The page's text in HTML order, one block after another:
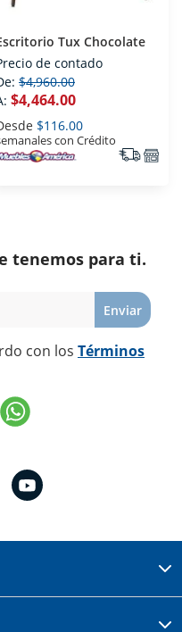
Tux Chocolate
de contado
$4,960.00
$4,464.00
$116.00
con Crédito
tenemos para ti.
Enviar
con los Términos
la Nogalera.